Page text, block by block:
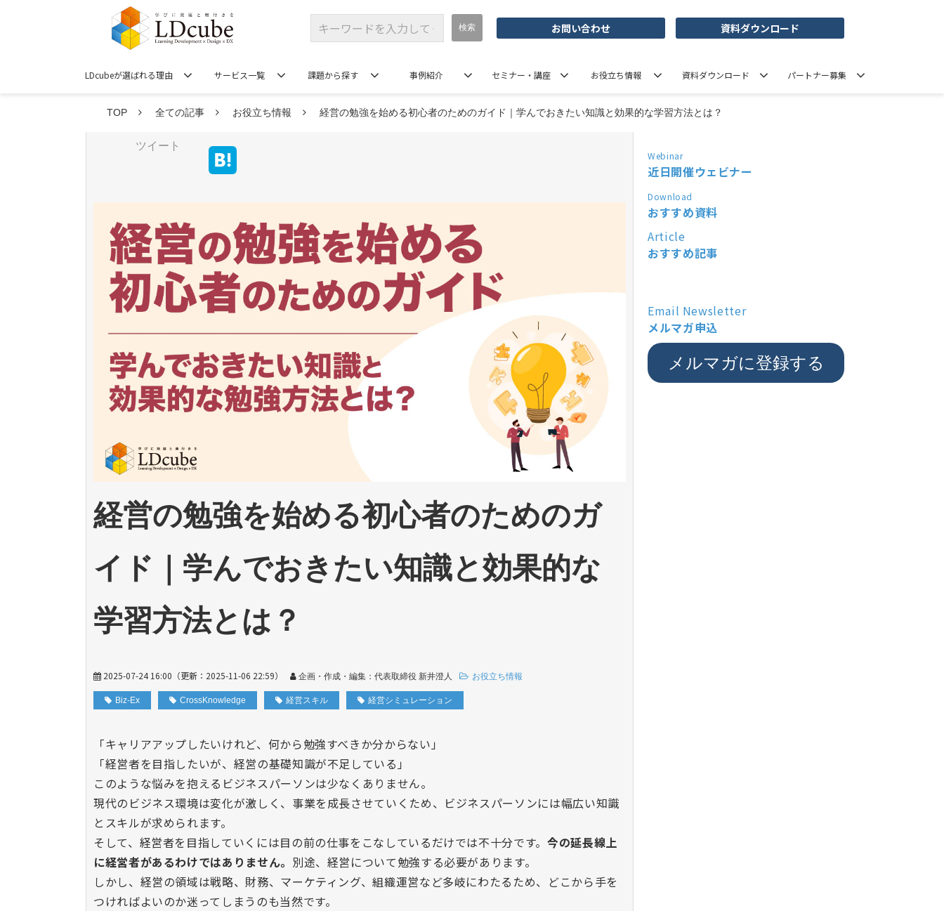
お問い合わせ 資料ダウンロード
LDcubeが選ばれる理由 サービス一覧 課題から探す 事例紹介 セミナー・講座 お役立ち情報 資料ダウンロード パートナー募集
TOP 全ての記事 お役立ち情報 経営の勉強を始める初心者のためのガイド｜学んでおきたい知識と効果的な学習方法とは？
ツイート
経営の勉強を始める初心者のためのガ
イド｜学んでおきたい知識と効果的な
学習方法とは？
2025-07-24 16:00 （更新： 2025-11-06 22:59） 企画・作成・編集：代表取締役 新井澄人 お役立ち情報
Biz-Ex CrossKnowledge 経営スキル 経営シミュレーション
「キャリアアップしたいけれど、何から勉強すべきか分からない」
「経営者を目指したいが、経営の基礎知識が不足している」
このような悩みを抱えるビジネスパーソンは少なくありません。
現代のビジネス環境は変化が激しく、事業を成長させていくため、ビジネスパーソンには幅広い知識
とスキルが求められます。
そして、経営者を目指していくには目の前の仕事をこなしているだけでは不十分です。 今の延長線上
に経営者があるわけではありません。 別途、経営について勉強する必要があります。
しかし、経営の領域は戦略、財務、マーケティング、組織運営など多岐にわたるため、どこから手を
つければよいのか迷ってしまうのも当然です。
Webinar
近日開催ウェビナー
Download
おすすめ資料
Article
おすすめ記事
Email Newsletter
メルマガ申込
メルマガに登録する